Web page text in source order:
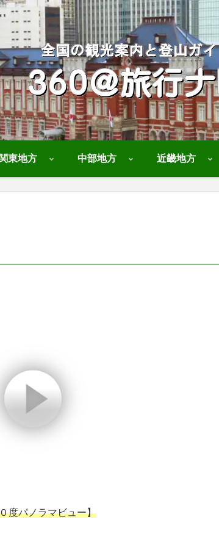
東地方 中部地方 近畿地方
度パノラマビュー】